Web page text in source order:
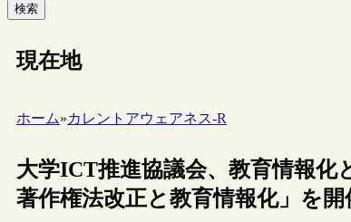
検索
現在地
ホーム»カレントアウェアネス-R
大学ICT推進協議会、教育情報
著作権法改正と教育情報化」を開